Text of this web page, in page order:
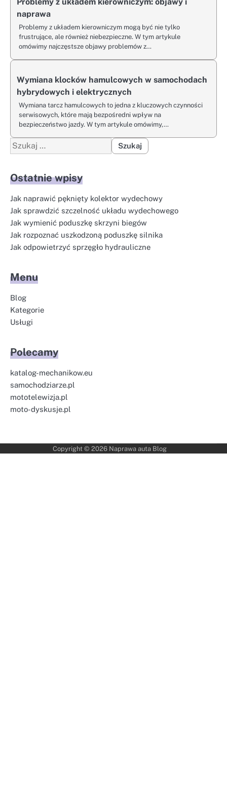
naprawa
Problemy z układem kierowniczym mogą być nie tylko
frustrujące, ale również niebezpieczne. W tym artykule
omówimy najczęstsze objawy problemów z…
Wymiana klocków hamulcowych w samochodach
hybrydowych i elektrycznych
Wymiana tarcz hamulcowych to jedna z kluczowych czynności
serwisowych, które mają bezpośredni wpływ na
bezpieczeństwo jazdy. W tym artykule omówimy,…
Szukaj:
Ostatnie wpisy
Jak naprawić pęknięty kolektor wydechowy
Jak sprawdzić szczelność układu wydechowego
Jak wymienić poduszkę skrzyni biegów
Jak rozpoznać uszkodzoną poduszkę silnika
Jak odpowietrzyć sprzęgło hydrauliczne
Menu
Blog
Kategorie
Usługi
Polecamy
katalog-mechanikow.eu
samochodziarze.pl
mototelewizja.pl
moto-dyskusje.pl
Copyright © 2026 Naprawa auta Blog